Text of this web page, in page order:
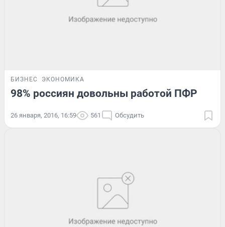
БИЗНЕС ЭКОНОМИКА
98% россиян довольны работой ПФР
26 января, 2016, 16:59 561 Обсудить